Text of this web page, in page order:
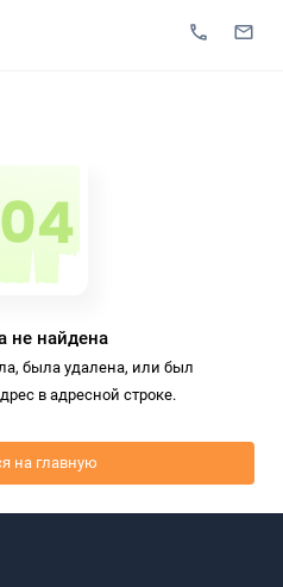
не найдена
была удалена, или был
в адресной строке.
на главную